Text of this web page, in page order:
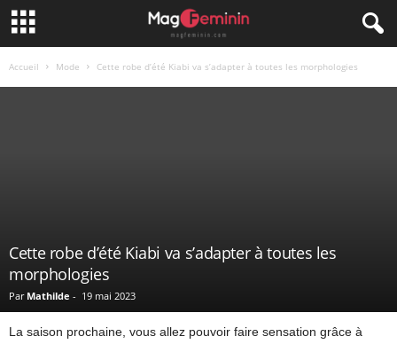
Accueil Mode Cette robe d’été Kiabi va s’adapter à toutes les morphologies
Cette robe d’été Kiabi va s’adapter à toutes les
morphologies
Par Mathilde - 19 mai 2023
La saison prochaine, vous allez pouvoir faire sensation grâce à